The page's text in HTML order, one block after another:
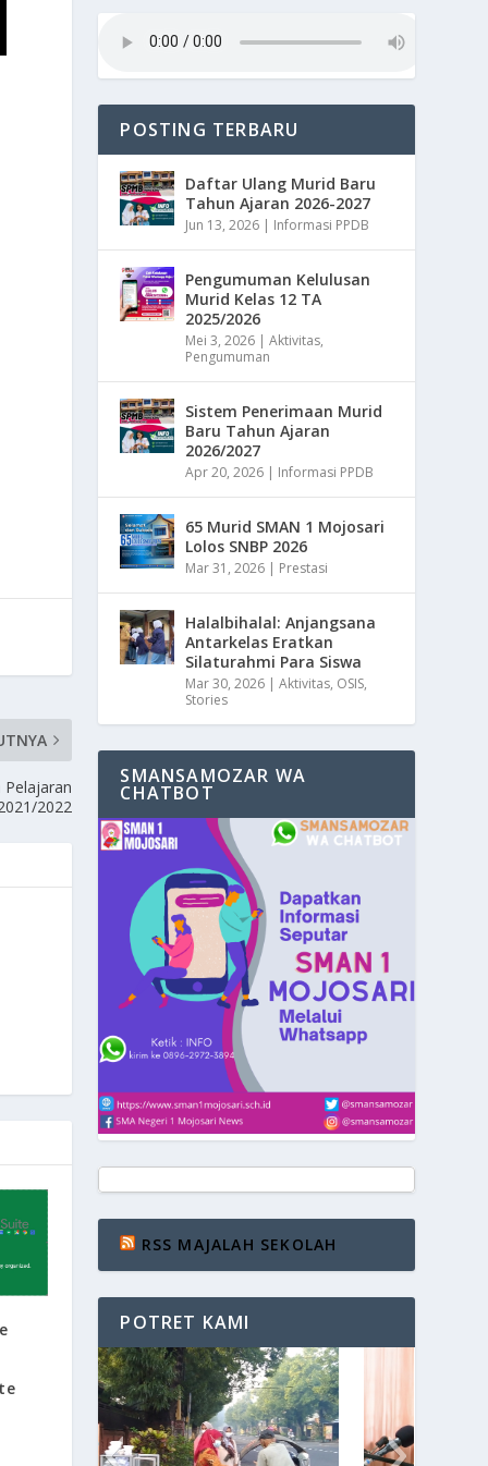
2022
POSTING TERBARU
Daftar Ulang Murid Baru
Tahun Ajaran 2026-2027
Jun 13, 2026 | Informasi PPDB
Pengumuman Kelulusan
Murid Kelas 12 TA
2025/2026
Mei 3, 2026 |Aktivitas,
Pengumuman
Sistem Penerimaan Murid
Baru Tahun Ajaran
2026/2027
Apr 20, 2026 | Informasi PPDB
65 Murid SMAN 1 Mojosari
Lolos SNBP 2026
Mar 31, 2026 | Prestasi
Halalbihalal: Anjangsana
Antarkelas Eratkan
Silaturahmi Para Siswa
Mar 30, 2026 |Aktivitas, OSIS,
Stories
SMANSAMOZAR WA
CHATBOT
RSS MAJALAH SEKOLAH
POTRET KAMI